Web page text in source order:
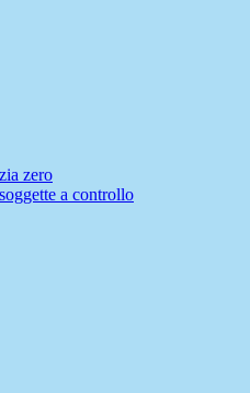
zero
a controllo